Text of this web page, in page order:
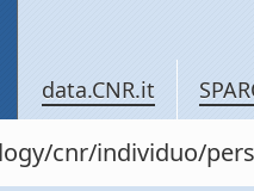
data.CNR.it
cnr/individuo/